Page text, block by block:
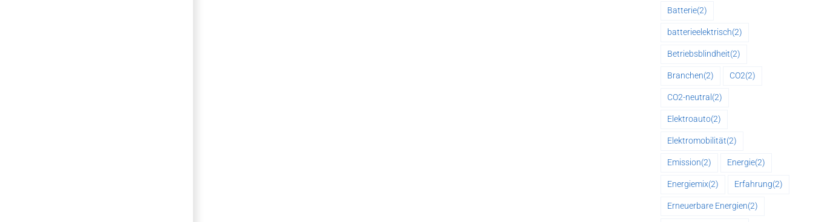
Batterie(2)
batterieelektrisch(2)
Betriebsblindheit(2)
Branchen(2) CO2(2)
CO2-neutral (2)
Elektroauto(2)
Elektromobilität(2)
Emission(2) Energie(2)
Energiemix(2) Erfahrung(2)
Erneuerbare Energien(2)